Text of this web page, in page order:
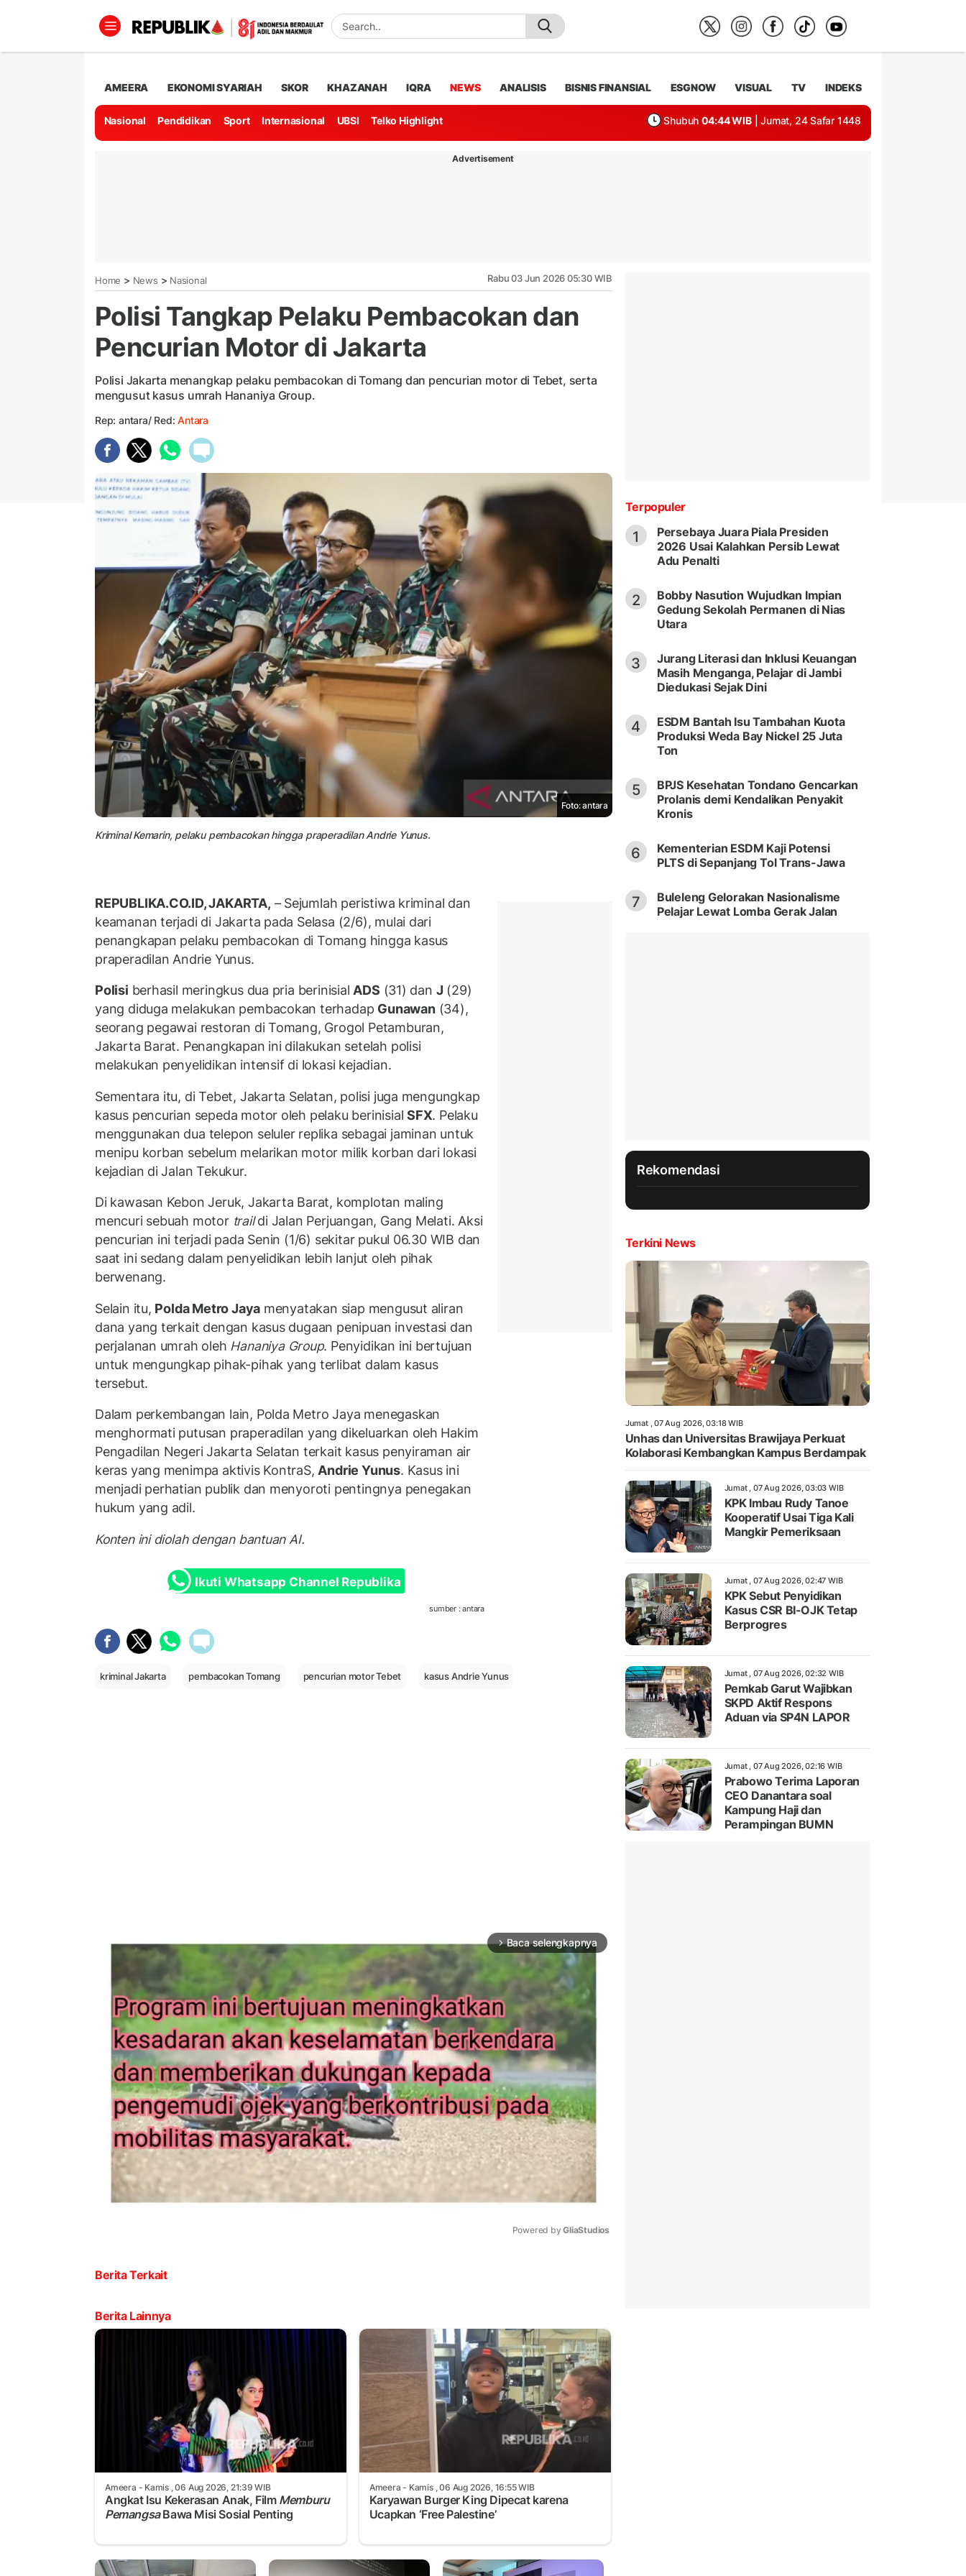
AMEERA EKONOMI SYARIAH SKOR KHAZANAH IQRA NEWS ANALISIS BISNIS FINANSIAL ESGNOW VISUAL TV INDEKS
Nasional Pendidikan Sport Internasional UBSI Telko Highlight Shubuh 04:44 WIB | Jumat, 24 Safar 1448
Advertisement
Home > News > Nasional Rabu 03 Jun 2026 05:30 WIB
Polisi Tangkap Pelaku Pembacokan dan
Pencurian Motor di Jakarta
Polisi Jakarta menangkap pelaku pembacokan di Tomang dan pencurian motor di Tebet, serta
mengusut kasus umrah Hananiya Group.
Rep: antara/ Red:Antara
Foto: antara
Kriminal Kemarin, pelaku pembacokan hingga praperadilan Andrie Yunus.
REPUBLIKA.CO.ID, JAKARTA, – Sejumlah peristiwa kriminal dan
keamanan terjadi di Jakarta pada Selasa (2/6), mulai dari
penangkapan pelaku pembacokan di Tomang hingga kasus
praperadilan Andrie Yunus.
Polisi berhasil meringkus dua pria berinisial ADS (31) dan J (29)
yang diduga melakukan pembacokan terhadap Gunawan(34),
seorang pegawai restoran di Tomang, Grogol Petamburan,
Jakarta Barat. Penangkapan ini dilakukan setelah polisi
melakukan penyelidikan intensif di lokasi kejadian.
Sementara itu, di Tebet, Jakarta Selatan, polisi juga mengungkap
kasus pencurian sepeda motor oleh pelaku berinisialSFX. Pelaku
menggunakan dua telepon seluler replika sebagai jaminan untuk
menipu korban sebelum melarikan motor milik korban dari lokasi
kejadian di Jalan Tekukur.
Di kawasan Kebon Jeruk, Jakarta Barat, komplotan maling
mencuri sebuah motor traildi Jalan Perjuangan, Gang Melati. Aksi
pencurian ini terjadi pada Senin (1/6) sekitar pukul 06.30 WIB dan
saat ini sedang dalam penyelidikan lebih lanjut oleh pihak
berwenang.
Selain itu, Polda Metro Jaya menyatakan siap mengusut aliran
dana yang terkait dengan kasus dugaan penipuan investasi dan
perjalanan umrah oleh Hananiya Group. Penyidikan ini bertujuan
untuk mengungkap pihak-pihak yang terlibat dalam kasus
tersebut.
Dalam perkembangan lain, Polda Metro Jaya menegaskan
menghormati putusan praperadilan yang dikeluarkan oleh Hakim
Pengadilan Negeri Jakarta Selatan terkait kasus penyiraman air
keras yang menimpa aktivis KontraS, Andrie Yunus. Kasus ini
menjadi perhatian publik dan menyoroti pentingnya penegakan
hukum yang adil.
Konten ini diolah dengan bantuan AI.
Ikuti Whatsapp Channel Republika
sumber : antara
kriminal Jakarta pembacokan Tomang pencurian motor Tebet kasus Andrie Yunus
arrow_forward_ios Baca selengkapnya
Powered by GliaStudios
Berita Terkait
Berita Lainnya
Ameera - Kamis , 06 Aug 2026, 21:39 WIB
Angkat Isu Kekerasan Anak, Film Memburu
PemangsaBawa Misi Sosial Penting
Ameera - Kamis , 06 Aug 2026, 16:55 WIB
Karyawan Burger King Dipecat karena
Ucapkan ‘Free Palestine’
Terpopuler
1
Persebaya Juara Piala Presiden
2026 Usai Kalahkan Persib Lewat
Adu Penalti
2
Bobby Nasution Wujudkan Impian
Gedung Sekolah Permanen di Nias
Utara
3
Jurang Literasi dan Inklusi Keuangan
Masih Menganga, Pelajar di Jambi
Diedukasi Sejak Dini
4
ESDM Bantah Isu Tambahan Kuota
Produksi Weda Bay Nickel 25 Juta
Ton
5
BPJS Kesehatan Tondano Gencarkan
Prolanis demi Kendalikan Penyakit
Kronis
6
Kementerian ESDM Kaji Potensi
PLTS di Sepanjang Tol Trans-Jawa
7
Buleleng Gelorakan Nasionalisme
Pelajar Lewat Lomba Gerak Jalan
Rekomendasi
Terkini News
Jumat , 07 Aug 2026, 03:18 WIB
Unhas dan Universitas Brawijaya Perkuat
Kolaborasi Kembangkan Kampus Berdampak
Jumat , 07 Aug 2026, 03:03 WIB
KPK Imbau Rudy Tanoe
Kooperatif Usai Tiga Kali
Mangkir Pemeriksaan
Jumat , 07 Aug 2026, 02:47 WIB
KPK Sebut Penyidikan
Kasus CSR BI-OJK Tetap
Berprogres
Jumat , 07 Aug 2026, 02:32 WIB
Pemkab Garut Wajibkan
SKPD Aktif Respons
Aduan via SP4N LAPOR
Jumat , 07 Aug 2026, 02:16 WIB
Prabowo Terima Laporan
CEO Danantara soal
Kampung Haji dan
Perampingan BUMN